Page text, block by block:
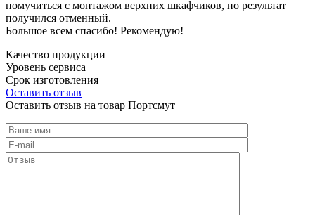
помучиться с монтажом верхних шкафчиков, но результат
получился отменный.
Большое всем спасибо! Рекомендую!
Качество продукции
Уровень сервиса
Срок изготовления
Оставить отзыв
Оставить отзыв на товар Портсмут